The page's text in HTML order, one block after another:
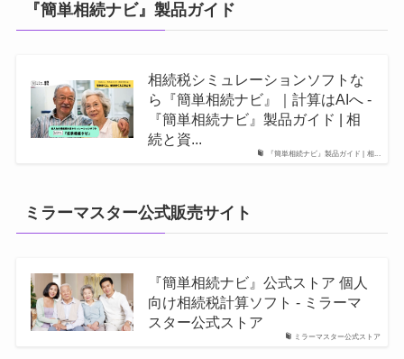
『簡単相続ナビ』製品ガイド
『簡単相続ナビ』製品ガイド | 相...
相続税シミュレーションソフトな
ら『簡単相続ナビ』｜計算はAIへ -
『簡単相続ナビ』製品ガイド | 相
続と資...
ミラーマスター公式販売サイト
ミラーマスター公式ストア
『簡単相続ナビ』公式ストア 個人
向け相続税計算ソフト - ミラーマ
スター公式ストア